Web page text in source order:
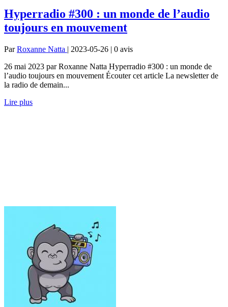
Hyperradio #300 : un monde de l’audio
toujours en mouvement
ParRoxanne Natta | 2023-05-26 | 0 avis
26 mai 2023 par Roxanne Natta Hyperradio #300 : un monde de
l’audio toujours en mouvement Écouter cet article La newsletter de
la radio de demain...
Lire plus